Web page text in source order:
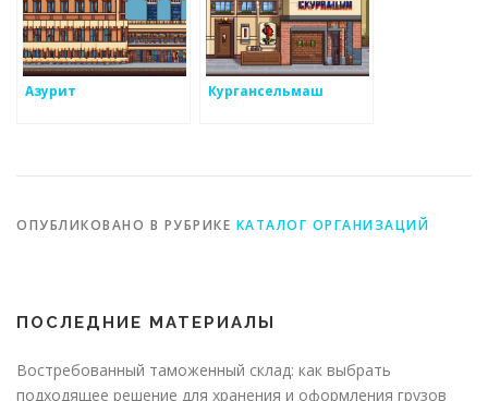
Азурит Кургансельмаш
ОПУБЛИКОВАНО В РУБРИКЕ КАТАЛОГ ОРГАНИЗАЦИЙ
ПОСЛЕДНИЕ МАТЕРИАЛЫ
Востребованный таможенный склад: как выбрать
подходящее решение для хранения и оформления грузов